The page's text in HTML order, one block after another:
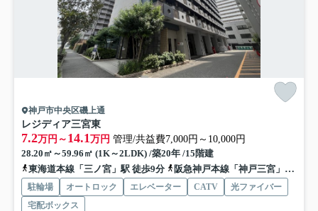
神戸市中央区磯上通
レジディア三宮東
7.2万円～ 14.1 万円 管理/共益費7,000円～10,000円
28.20㎡～59.96㎡ (1K～2LDK) /築20年 /15階建
東海道本線「三ノ宮」駅 徒歩9分
阪急神戸本線「神戸三宮」駅 徒歩10分
駐輪場 オートロック エレベーター CATV
光ファイバー
宅配ボックス